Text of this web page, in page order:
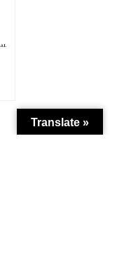
Translate »